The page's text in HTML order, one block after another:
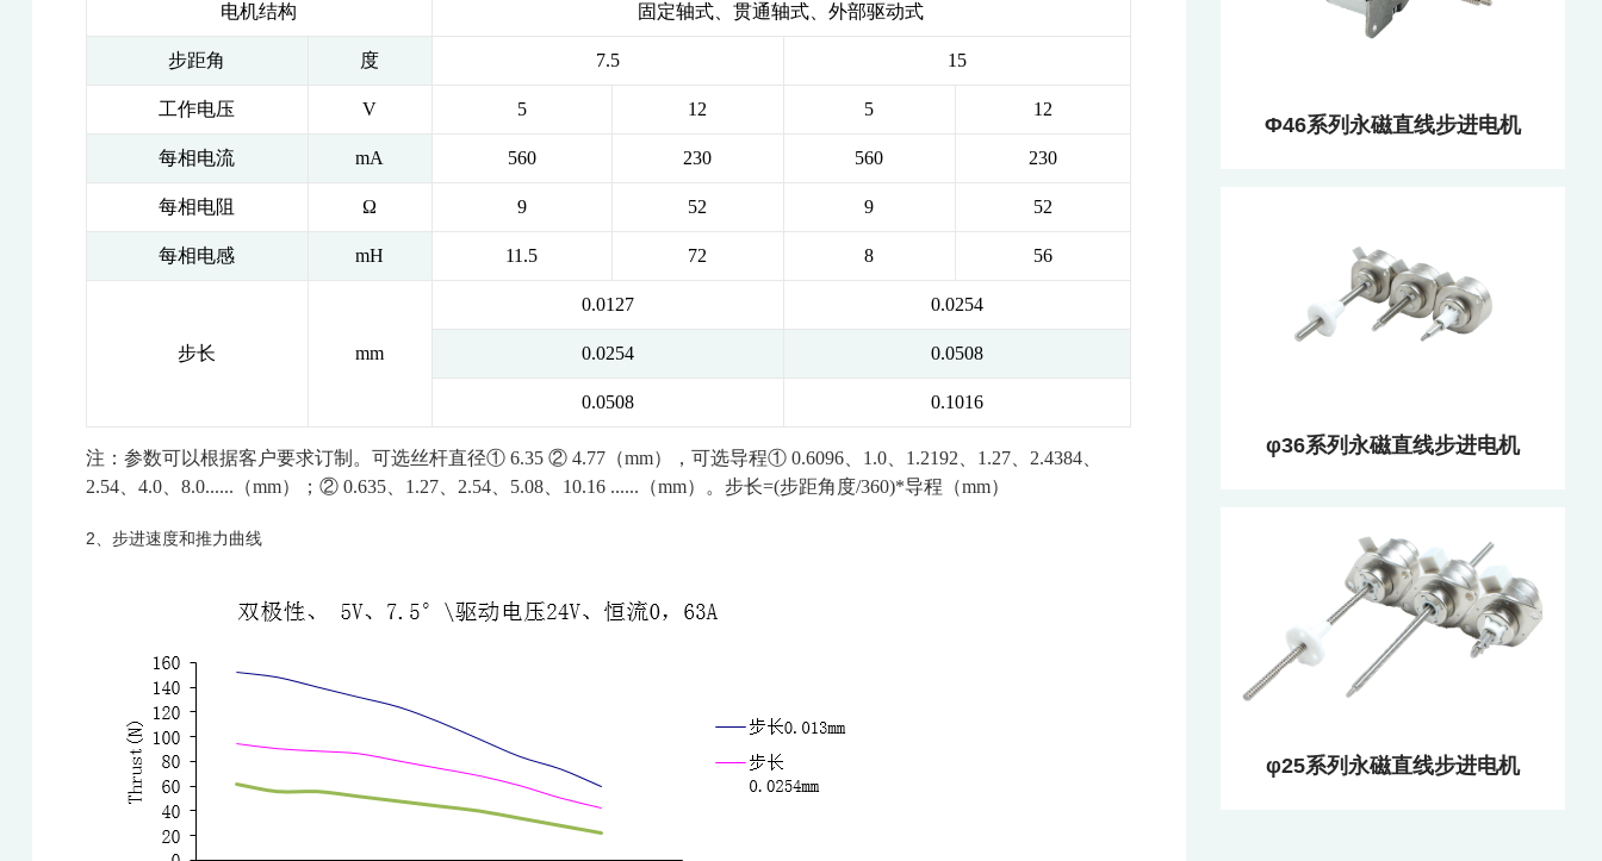
电机结构 固定轴式、贯通轴式、外部驱动式
步距角 度 7.5 15
工作电压 V 5 12 5 12
每相电流 mA 560 230 560 230
每相电阻 Ω 9 52 9 52
每相电感 mH 11.5 72 8 56
步长 mm
0.0127 0.0254
0.0254 0.0508
0.0508 0.1016
注：参数可以根据客户要求订制。可选丝杆直径① 6.35 ② 4.77（mm），可选导程① 0.6096、1.0、1.2192、1.27、2.4384、
2.54、4.0、8.0......（mm）；② 0.635、1.27、2.54、5.08、10.16 ......（mm）。步长=(步距角度/360)*导程（mm）
2、步进速度和推力曲线
Φ46系列永磁直线步进电机
φ36系列永磁直线步进电机
φ25系列永磁直线步进电机